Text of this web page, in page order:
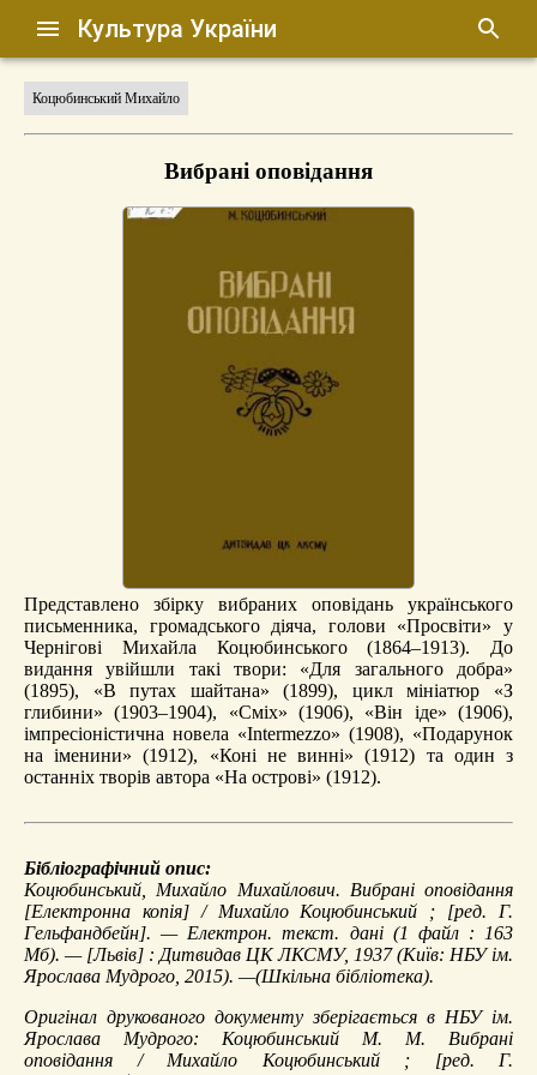
Культура України
Коцюбинський Михайло
Вибрані оповідання
Представлено збірку вибраних оповідань українського
письменника, громадського діяча, голови «Просвіти» у
Чернігові Михайла Коцюбинського (1864–1913). До
видання увійшли такі твори: «Для загального добра»
(1895), «В путах шайтана» (1899), цикл мініатюр «З
глибини» (1903–1904), «Сміх» (1906), «Він іде» (1906),
імпресіоністична новела «Intermezzo» (1908), «Подарунок
на іменини» (1912), «Коні не винні» (1912) та один з
останніх творів автора «На острові» (1912).
Бібліографічний опис:
Коцюбинський, Михайло Михайлович. Вибрані оповідання
[Електронна копія] / Михайло Коцюбинський ; [ред. Г.
Гельфандбейн]. — Електрон. текст. дані (1 файл : 163
Мб). — [Львів] : Дитвидав ЦК ЛКСМУ, 1937 (Київ: НБУ ім.
Ярослава Мудрого, 2015). —(Шкільна бібліотека).
Оригінал друкованого документу зберігається в НБУ ім.
Ярослава Мудрого: Коцюбинський М. М. Вибрані
оповідання / Михайло Коцюбинський ; [ред. Г.